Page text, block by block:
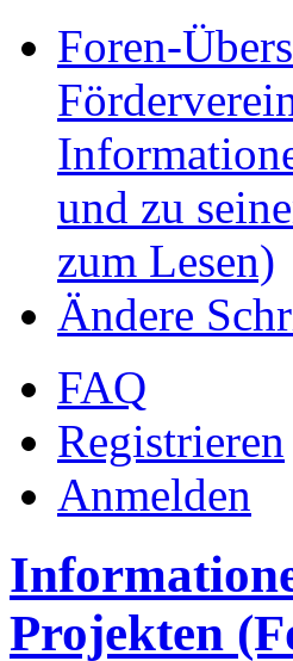
Foren-
und zu
zum Lesen)
Ändere
FAQ
Registrieren
Anmelden
Projekten